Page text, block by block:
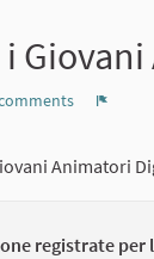
Animatori
registrate